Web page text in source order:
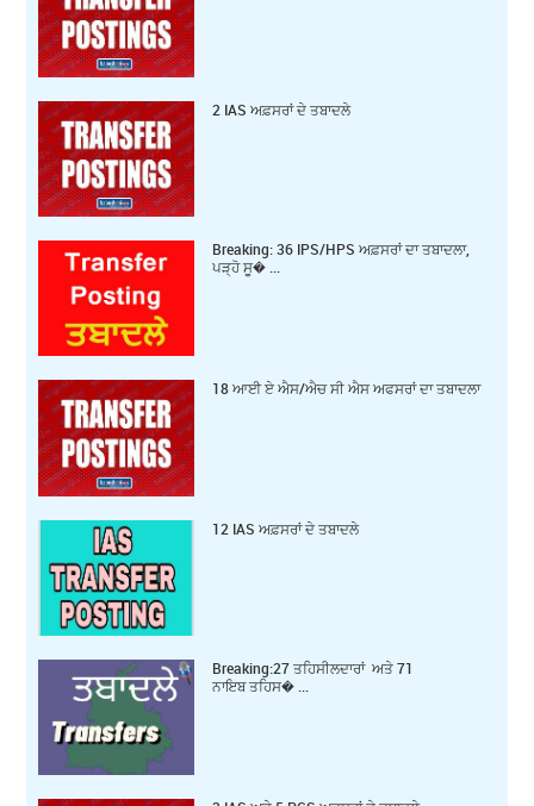
2 IAS ਅਫ਼ਸਰਾਂ ਦੇ ਤਬਾਦਲੇ
Breaking: 36 IPS/HPS ਅਫ਼ਸਰਾਂ ਦਾ ਤਬਾਦਲਾ,
ਪੜ੍ਹੋ ਸੂ� ...
18 ਆਈ ਏ ਐਸ/ਐਚ ਸੀ ਐਸ ਅਫਸਰਾਂ ਦਾ ਤਬਾਦਲਾ
12 IAS ਅਫ਼ਸਰਾਂ ਦੇ ਤਬਾਦਲੇ
Breaking:27 ਤਹਿਸੀਲਦਾਰਾਂ ਅਤੇ 71
ਨਾਇਬ ਤਹਿਸ� ...